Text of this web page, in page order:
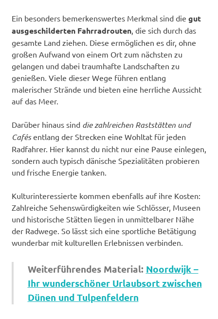
Ein besonders bemerkenswertes Merkmal sind die gut
ausgeschilderten Fahrradrouten , die sich durch das
gesamte Land ziehen. Diese ermöglichen es dir, ohne
großen Aufwand von einem Ort zum nächsten zu
gelangen und dabei traumhafte Landschaften zu
genießen. Viele dieser Wege führen entlang
malerischer Strände und bieten eine herrliche Aussicht
auf das Meer.
Darüber hinaus sind die zahlreichen Raststätten und
Cafésentlang der Strecken eine Wohltat für jeden
Radfahrer. Hier kannst du nicht nur eine Pause einlegen,
sondern auch typisch dänische Spezialitäten probieren
und frische Energie tanken.
Kulturinteressierte kommen ebenfalls auf ihre Kosten:
Zahlreiche Sehenswürdigkeiten wie Schlösser, Museen
und historische Stätten liegen in unmittelbarer Nähe
der Radwege. So lässt sich eine sportliche Betätigung
wunderbar mit kulturellen Erlebnissen verbinden.
Weiterführendes Material: Noordwijk –
Ihr wunderschöner Urlaubsort zwischen
Dünen und Tulpenfeldern